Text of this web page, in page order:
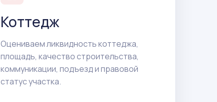
Коттедж
Оцениваем ликвидность коттеджа,
площадь, качество строительства,
коммуникации, подъезд и правовой
статус участка.